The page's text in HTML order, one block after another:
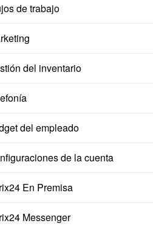
de trabajo
del inventario
del empleado
de la cuenta
En Premisa
Messenger